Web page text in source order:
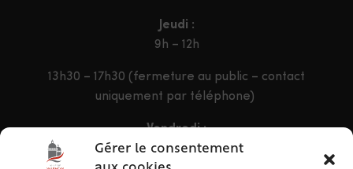
Gérer le consentement
Jeudi :
9h – 12h
13h30 – 17h30 (fermeture au public – contact
uniquement par téléphone)
Vendredi :
9h – 12h & 13h30 – 16h30